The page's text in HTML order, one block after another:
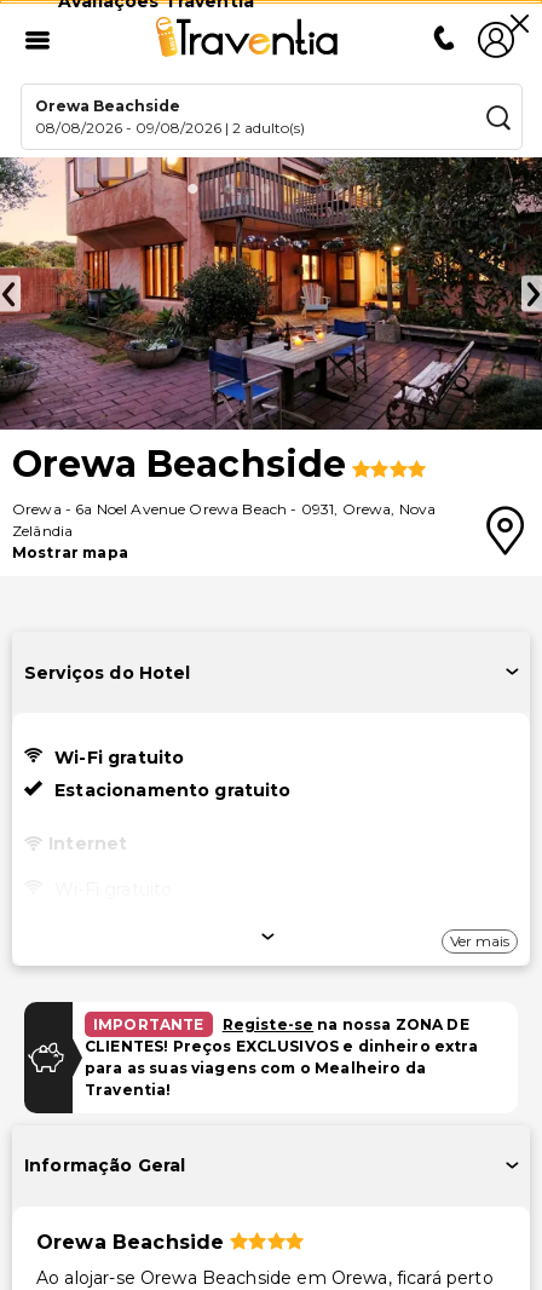
Orewa Beachside
08/08/2026 - 09/08/2026 |2 adulto(s)
Orewa Beachside
Orewa - 6a Noel Avenue Orewa Beach - 0931, Orewa, Nova
Zelândia
Mostrar mapa
Serviços do Hotel
Wi-Fi gratuito
Estacionamento gratuito
Internet
Acessibilidade
Acessibilidade no quarto (em quartos selecionados)
Caminho acessível para cadeira de rodas
Outros serviços
Serviço de lavanderia
Ver mais
IMPORTANTE Registe-se na nossa ZONA DE
CLIENTES! Preços EXCLUSIVOS e dinheiro extra
para as suas viagens com o Mealheiro da
Traventia!
Informação Geral
Orewa Beachside
Ao alojar-se Orewa Beachside em Orewa, ficará perto